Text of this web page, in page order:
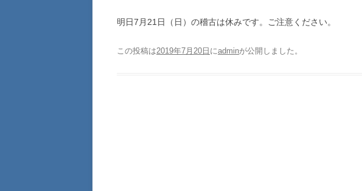
明日7月21日（日）の稽古は休みです。ご注意ください。
この投稿は2019年7月20日 にadminが公開しました 。